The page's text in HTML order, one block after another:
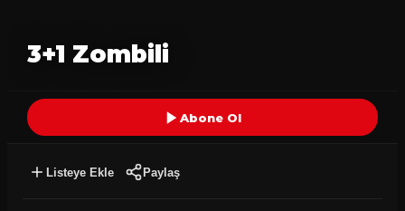
3+1 Zombili
Abone Ol
Listeye Ekle Paylaş